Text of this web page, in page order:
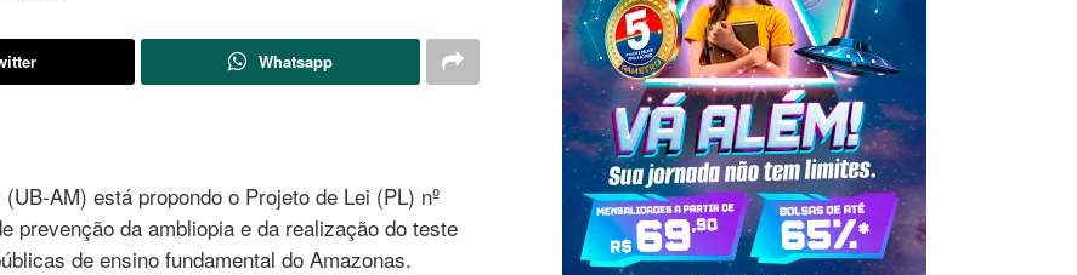
Whatsapp
AM) está propondo o Projeto de Lei (PL) nº
prevenção da ambliopia e da realização do teste
de ensino fundamental do Amazonas.